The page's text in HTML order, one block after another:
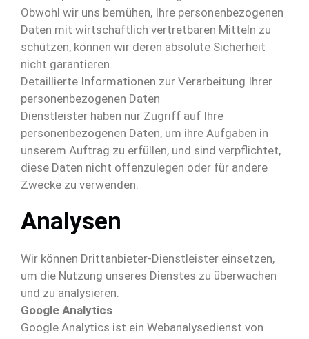
Obwohl wir uns bemühen, Ihre personenbezogenen
Daten mit wirtschaftlich vertretbaren Mitteln zu
schützen, können wir deren absolute Sicherheit
nicht garantieren.
Detaillierte Informationen zur Verarbeitung Ihrer
personenbezogenen Daten
Dienstleister haben nur Zugriff auf Ihre
personenbezogenen Daten, um ihre Aufgaben in
unserem Auftrag zu erfüllen, und sind verpflichtet,
diese Daten nicht offenzulegen oder für andere
Zwecke zu verwenden.
Analysen
Wir können Drittanbieter-Dienstleister einsetzen,
um die Nutzung unseres Dienstes zu überwachen
und zu analysieren.
Google Analytics
Google Analytics ist ein Webanalysedienst von